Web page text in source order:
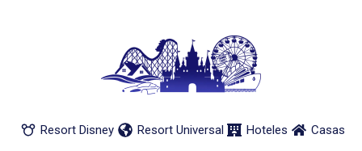
Resort Disney Resort Universal Hoteles Casas